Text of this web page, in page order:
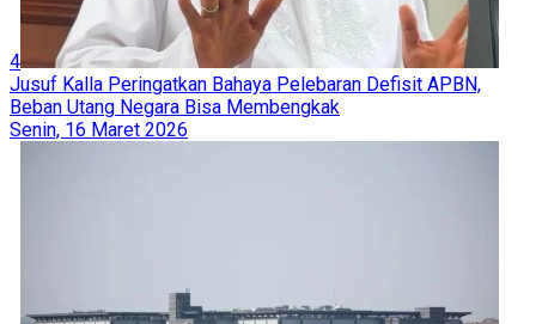
4
Jusuf Kalla Peringatkan Bahaya Pelebaran Defisit APBN,
Beban Utang Negara Bisa Membengkak
Senin, 16 Maret 2026